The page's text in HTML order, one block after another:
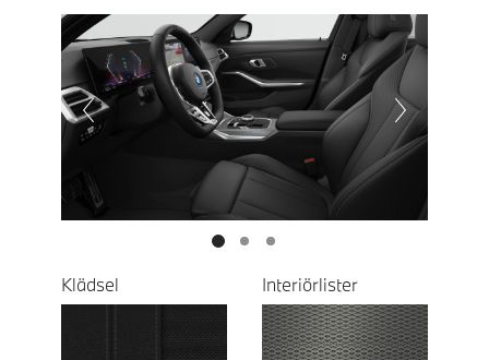
Prevoius
Next
Klädsel Interiörlister